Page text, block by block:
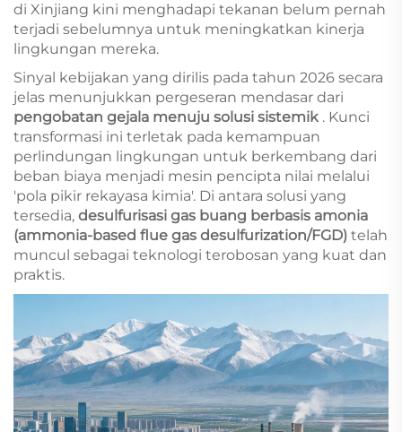
di Xinjiang kini menghadapi tekanan belum pernah
terjadi sebelumnya untuk meningkatkan kinerja
lingkungan mereka.
Sinyal kebijakan yang dirilis pada tahun 2026 secara
jelas menunjukkan pergeseran mendasar dari
pengobatan gejala menuju solusi sistemik . Kunci
transformasi ini terletak pada kemampuan
perlindungan lingkungan untuk berkembang dari
beban biaya menjadi mesin pencipta nilai melalui
'pola pikir rekayasa kimia'. Di antara solusi yang
tersedia, desulfurisasi gas buang berbasis amonia
(ammonia-based flue gas desulfurization/FGD) telah
muncul sebagai teknologi terobosan yang kuat dan
praktis.